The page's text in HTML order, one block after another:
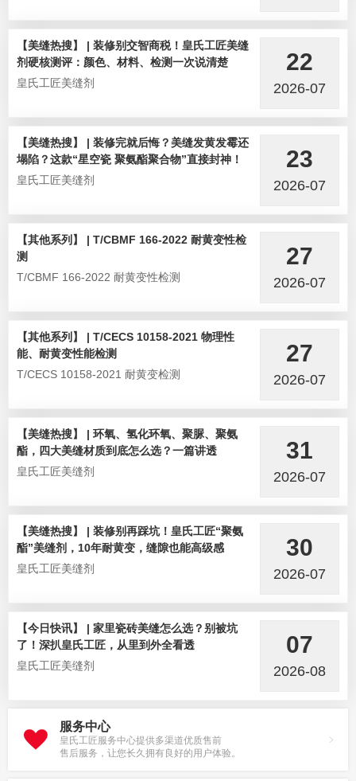
【美缝热搜】 | 装修别交智商税！皇氏工匠美缝
剂硬核测评：颜色、材料、检测一次说清楚
皇氏工匠美缝剂
22
2026-07
【美缝热搜】 | 装修完就后悔？美缝发黄发霉还
塌陷？这款“星空瓷 聚氨酯聚合物”直接封神！
皇氏工匠美缝剂
23
2026-07
【其他系列】 | T/CBMF 166-2022 耐黄变性检
测
T/CBMF 166-2022 耐黄变性检测
27
2026-07
【其他系列】 | T/CECS 10158-2021 物理性
能、耐黄变性能检测
T/CECS 10158-2021 耐黄变检测
27
2026-07
【美缝热搜】 | 环氧、氢化环氧、聚脲、聚氨
酯，四大美缝材质到底怎么选？一篇讲透
皇氏工匠美缝剂
31
2026-07
【美缝热搜】 | 装修别再踩坑！皇氏工匠“聚氨
酯”美缝剂，10年耐黄变，缝隙也能高级感
皇氏工匠美缝剂
30
2026-07
【今日快讯】 | 家里瓷砖美缝怎么选？别被坑
了！深扒皇氏工匠，从里到外全看透
皇氏工匠美缝剂
07
2026-08
服务中心
皇氏工匠服务中心提供多渠道优质售前
售后服务，让您长久拥有良好的用户体验。